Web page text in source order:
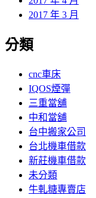
2017 年 3 月
分類
cnc車床
IQOS煙彈
三重當舖
中和當舖
台中搬家公司
台北機車借款
新莊機車借款
未分類
牛軋糖專賣店